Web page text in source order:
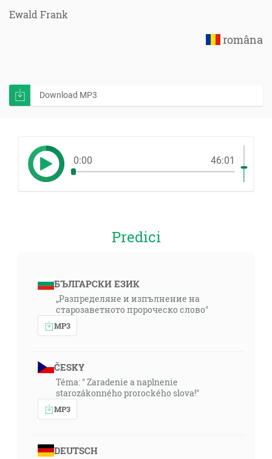
Ewald Frank
româna
Download MP3
0:00 46:01
Predici
БЪЛГАРСКИ ЕЗИК
„Разпределяне и изпълнение на
старозаветното пророческо слово"
MP3
ČESKY
Téma: " Zaradenie a naplnenie
starozákonného prorockého slova!"
MP3
DEUTSCH